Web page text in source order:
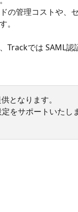
の管理コストや、
。
Trackでは SAML認
となります。
をサポートいたし